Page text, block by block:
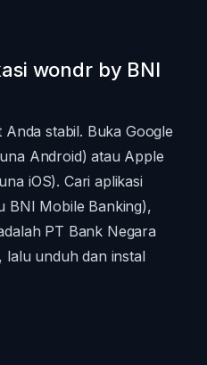
wondr by BNI
stabil. Buka Google
Android) atau Apple
iOS). Cari aplikasi
BNI Mobile Banking),
PT Bank Negara
lalu unduh dan instal